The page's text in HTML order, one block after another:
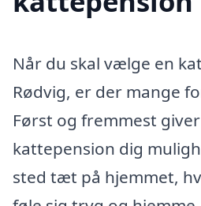
Når du skal vælge en
Rødvig, er der mange
Først og fremmest
kattepension dig
sted tæt på hjemmet,